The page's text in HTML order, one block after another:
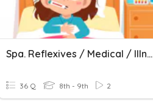
Spa. Reflexives / Medical / Illness
36 Q 8th - 9th 2